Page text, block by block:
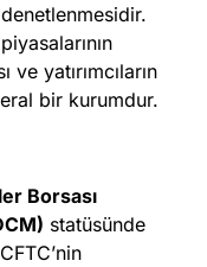
yatırımcıların
bir kurumdur.
Borsası
statüsünde